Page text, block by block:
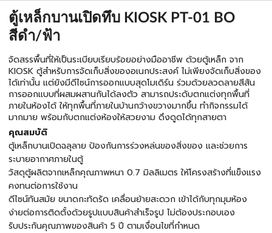
ตู้เหล็กบานเปิดทึบ KIOSK PT-01 BO
สีดำ/ฟ้า
จัดสรรพื้นที่ให้เป็นระเบียบเรียบร้อยอย่างมืออาชีพ ด้วยตู้เหล็ก จาก
KIOSK ตู้สำหรับการจัดเก็บสิ่งของอเนกประสงค์ ไม่เพียงจัดเก็บสิ่งของ
ได้เท่านั้น แต่ยังมีดีไซน์การออกแบบสุดโมเดิร์น ร่วมด้วยลวดลายสีสัน
การออกแบบที่ผสมผสานกันได้ลงตัว สามารถประดับตกแต่งทุกพื้นที่
ภายในห้องได้ ให้ทุกพื้นที่ภายในบ้านกว้างขวางมากขึ้น ทำกิจกรรมได้
มากมาย พร้อมกับตกแต่งห้องให้สวยงาม ดึงดูดได้ทุกสายตา
คุณสมบัติ
ตู้เหล็กบานเปิดฉลุลาย ป้องกันการร่วงหล่นของสิ่งของ และช่วยการ
ระบายอากาศภายในตู้
วัสดุตู้ผลิตจากเหล็กคุณภาพหนา 0.7 มิลลิเมตร ให้โครงสร้างที่แข็งแรง
คงทนต่อการใช้งาน
ดีไซน์ทันสมัย ขนาดกะทัดรัด เคลื่อนย้ายสะดวก เข้าได้กับทุกมุมห้อง
ง่ายต่อการติดตั้งด้วยรูปแบบสินค้าสำเร็จรูป ไม่ต้องประกอบเอง
รับประกันคุณภาพของสินค้า 5 ปี ตามเงื่อนไขที่กำหนด